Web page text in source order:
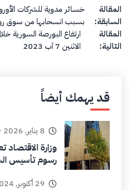
Post navigation
المقالة
السابقة:
بسبب انسحابها من سوق
المقالة
التالية:
ارتفاع البورصة السورية
الاثنين 7 آب 2023
قد يهمك أيضاً
8 يناير, 2026 - 03:53 م
وزارة الاقتصاد
رسوم تأسيس
29 أكتوبر, 2024 - 03:45 م